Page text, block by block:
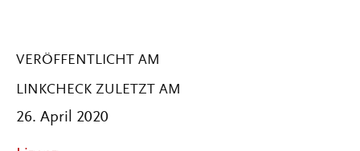
VERÖFFENTLICHT AM
LINKCHECK ZULETZT AM
26. April 2020